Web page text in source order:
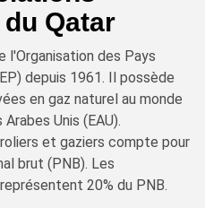
Qatar
des Pays
depuis 1961. Il possède
en gaz naturel au monde
Unis (EAU).
et gaziers compte pour
brut (PNB). Les
20% du PNB.